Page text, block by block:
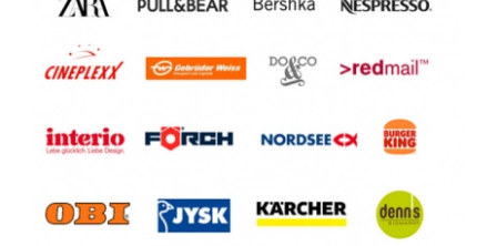
er als Servicemonteur (m/w/d)
28195 Bremen
Maschineneinrichter (m/w/d)
28195 Bremen